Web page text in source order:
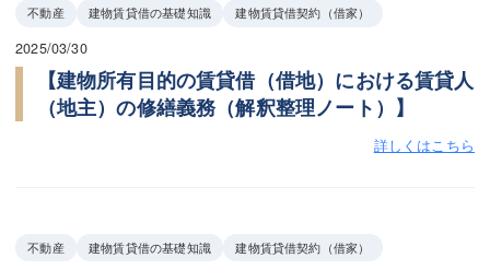
不動産 建物賃貸借の基礎知識 建物賃貸借契約（借家）
2025/03/30
【建物所有目的の賃貸借（借地）における賃貸人
（地主）の修繕義務（解釈整理ノート）】
詳しくはこちら
不動産 建物賃貸借の基礎知識 建物賃貸借契約（借家）